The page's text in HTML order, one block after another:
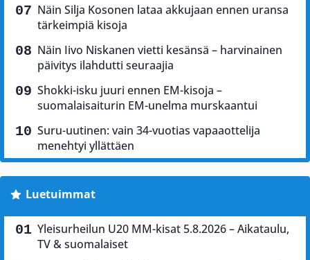
Näin Silja Kosonen lataa akkujaan ennen uransa
tärkeimpiä kisoja
Näin Iivo Niskanen vietti kesänsä – harvinainen
päivitys ilahdutti seuraajia
Shokki-isku juuri ennen EM-kisoja –
suomalaisaiturin EM-unelma murskaantui
Suru-uutinen: vain 34-vuotias vapaaottelija
menehtyi yllättäen
Luetuimmat
Yleisurheilun U20 MM-kisat 5.8.2026 – Aikataulu,
TV & suomalaiset